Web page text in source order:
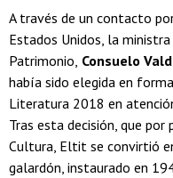
A través de un contacto
Estados Unidos, la
Patrimonio, Consuelo
había sido elegida en
Literatura 2018 en
Tras esta decisión, que
Cultura, Eltit se convirtió
galardón, instaurado en